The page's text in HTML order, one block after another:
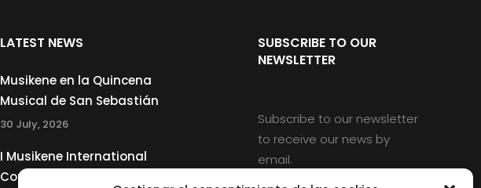
LATEST NEWS
Musikene en la Quincena
Musical de San Sebastián
30 July, 2026
I Musikene International
Competition for Young
SUBSCRIBE TO OUR
NEWSLETTER
Subscribe to our newsletter
to receive our news by
email.